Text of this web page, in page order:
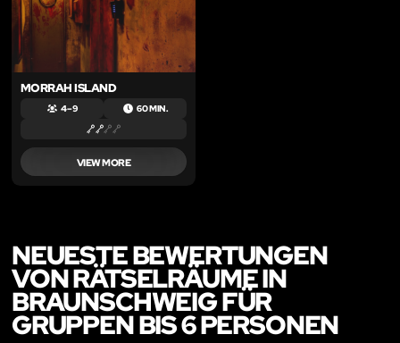
MORRAH ISLAND
4 – 9 60 MIN.
VIEW MORE
NEUESTE BEWERTUNGEN
VON RÄTSELRÄUME IN
BRAUNSCHWEIG FÜR
GRUPPEN BIS 6 PERSONEN